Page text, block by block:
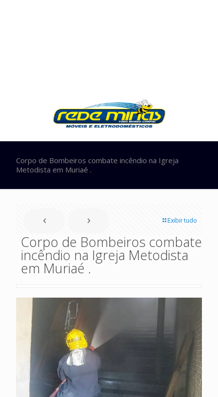
Corpo de Bombeiros combate incêndio na Igreja
Metodista em Muriaé .
Exibir tudo
Corpo de Bombeiros combate
incêndio na Igreja Metodista
em Muriaé .